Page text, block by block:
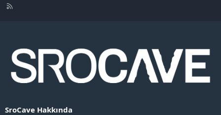
R
SroCave Hakkında